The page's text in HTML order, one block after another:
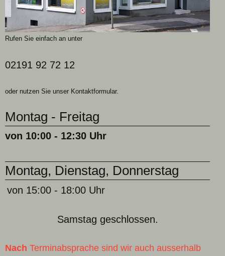
Rufen Sie einfach an unter
02191 92 72 12
oder nutzen Sie unser Kontaktformular.
Montag - Freitag
von 10:00 - 12:30 Uhr
Montag, Dienstag, Donnerstag
von 15:00 - 18:00 Uhr
Samstag geschlossen.
Nach Terminabsprache sind wir auch ausserhalb